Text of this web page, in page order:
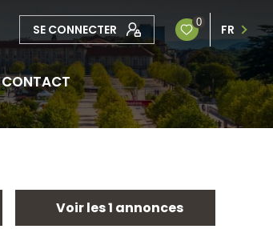
SE CONNECTER 0 FR
CONTACT
Voir les1 annonces